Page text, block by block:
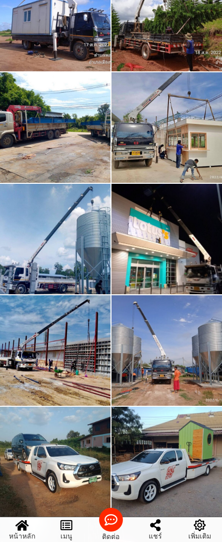
หน้าหลัก เมนู ติดต่อ แชร์ เพิ่มเติม